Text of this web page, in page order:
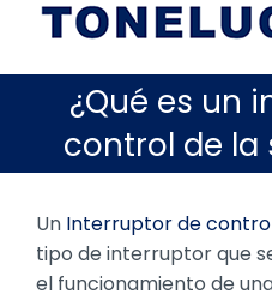
¿Qué es un
control de la
Un Interruptor de
tipo de interruptor que
el funcionamiento de